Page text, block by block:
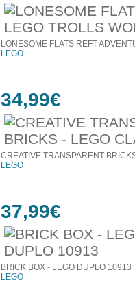
LONESOME FLATS REFT
LEGO
34,99€
CREATIVE TRANSPARENT
LEGO
37,99€
BRICK BOX - LEGO DUPLO 10913
LEGO